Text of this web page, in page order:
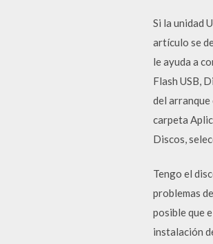
Si la unidad
artículo se
le ayuda a
Flash USB,
del arranque
carpeta
Discos,
Tengo el
problemas
posible que
instalación